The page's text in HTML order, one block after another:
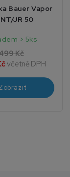
Bauer Vapor
JR 50
> 5ks
Kč
včetně DPH